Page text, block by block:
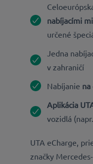
nabíjacími
určené
Jedna
v zahraničí
Nabíjanie na
Aplikácia
vozidlá
UTA eCharge,
značky